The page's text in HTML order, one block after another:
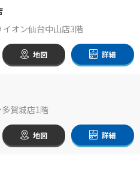
オン仙台中山店3階
地図 詳細
賀城店1階
地図 詳細